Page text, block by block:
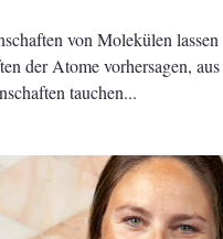
von Molekülen
der Atome vorhersagen,
tauchen